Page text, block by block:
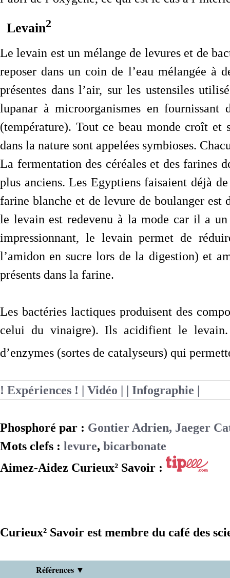
Levain2
Le levain est un mélange de levures et de
reposer dans un coin de l’eau mélangée à
présentes dans l’air, sur les ustensiles
lupanar à microorganismes en
(température). Tout ce beau monde croît
dans la nature sont appelées symbioses.
La fermentation des céréales et des farines
plus anciens. Les Egyptiens faisaient déjà
farine blanche et de levure de boulanger
le levain est redevenu à la mode car il a
impressionnant, le levain permet de
l’amidon en sucre lors de la digestion) et
présents dans la farine.
Les bactéries lactiques produisent des
celui du vinaigre). Ils acidifient le levain.
d’enzymes (sortes de catalyseurs) qui
! Expériences ! | Vidéo | | Infographie |
Phosphoré par : Gontier Adrien, Jaeger
Mots clefs : levure, bicarbonate
Aimez-Aidez Curieux² Savoir :
Curieux² Savoir est membre du café des
Références ▼